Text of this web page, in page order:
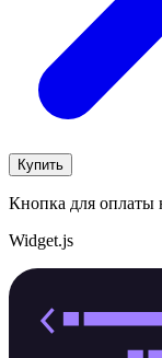
Купить
Кнопка для оплаты
Widget.js